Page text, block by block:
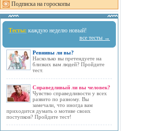
Подписка на гороскопы
Тесты: каждую неделю новый!
все тесты →
Ревнивы ли вы?
Насколько вы претендуете на
близких вам людей? Пройдите
тест.
Справедливый ли вы человек?
Чувство справедливости у всех
развито по разному. Вы
замечали, что иногда вам
приходится думать о мотиве своих
поступков? Пройдите тест!